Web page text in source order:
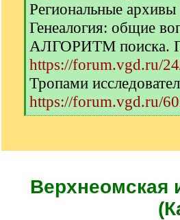
Региональные
Генеалогия: общие
АЛГОРИТМ поиска.
https://forum.vgd.ru/
Тропами
https://forum.vgd.ru/
[
]
Верхнеомская